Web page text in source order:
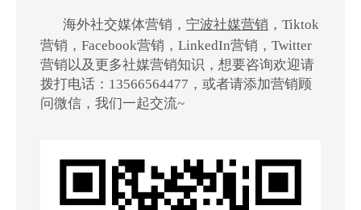
海外社交媒体营销， 宁波社媒营销 ，Tiktok
营销，Facebook营销，LinkedIn营销，Twitter
营销以及更多社媒营销知识，想要咨询欢迎请
拨打电话：13566564477，或者请添加营销顾
问微信，我们一起交流~